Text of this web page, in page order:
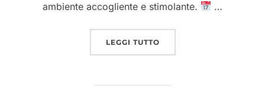
ambiente accogliente e stimolante.
…
LEGGI TUTTO“